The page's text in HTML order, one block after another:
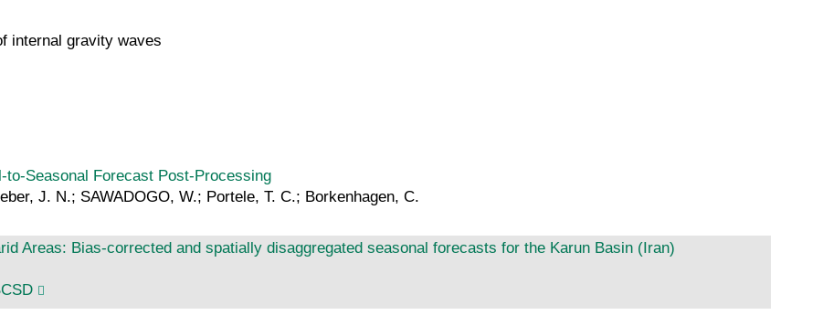
internal gravity waves
Seasonal Forecast Post-Processing
J. N.; SAWADOGO, W.; Portele, T. C.; Borkenhagen, C.
Areas: Bias-corrected and spatially disaggregated seasonal forecasts for the Karun Basin (Iran)